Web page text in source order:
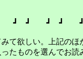
┛　　┛　┛　　┛
欲しい。上記のほ
たものを選んでお読